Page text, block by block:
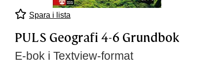
Spara i lista
PULS Geografi 4-6 Grundbok
E-bok i Textview-format